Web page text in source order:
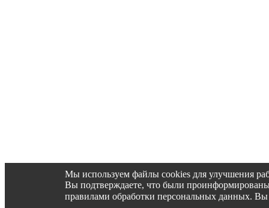
Мы используем файлы cookies для улучшения
Вы подтверждаете, что были
правилами обработки персональных данных.